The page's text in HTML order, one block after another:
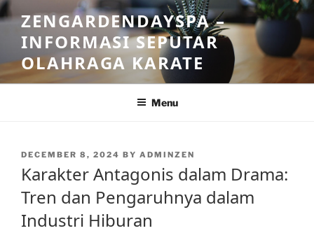
Skip
to
content
ZENGARDENDAYSPA –
INFORMASI SEPUTAR
OLAHRAGA KARATE
Menu
POSTED
DECEMBER 8, 2024 BY ADMINZEN
Karakter Antagonis dalam Drama:
Tren dan Pengaruhnya dalam
Industri Hiburan